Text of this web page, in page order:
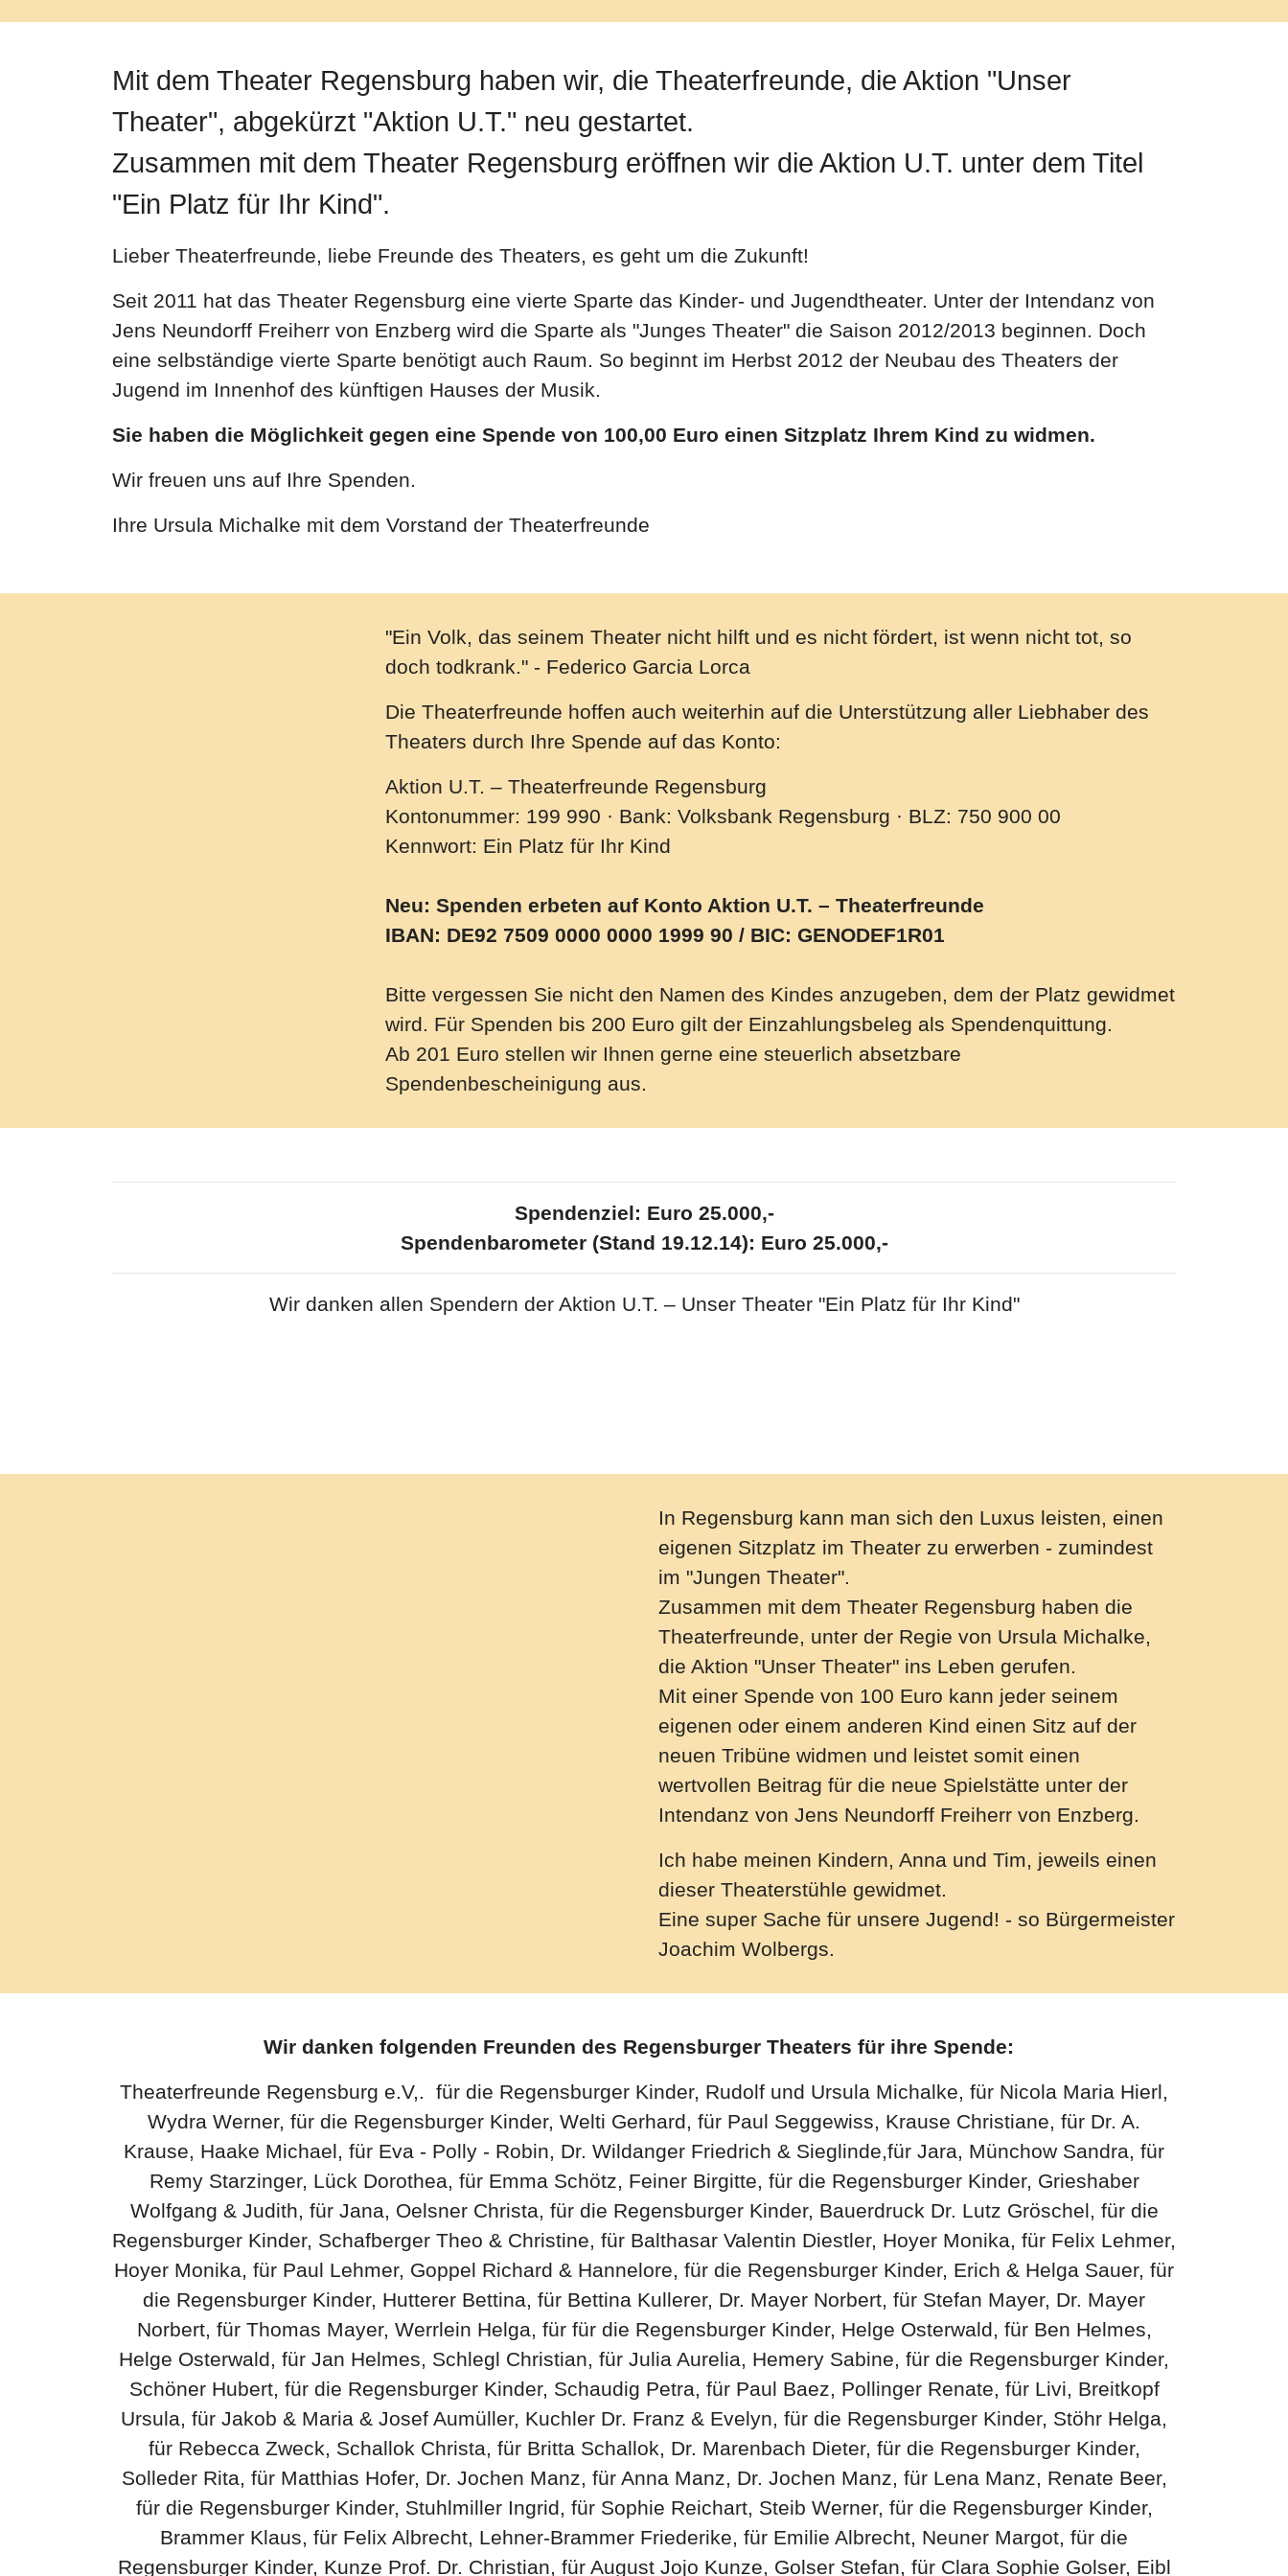
Mit dem Theater Regensburg haben wir, die Theaterfreunde, die Aktion "Unser
Theater", abgekürzt "Aktion U.T." neu gestartet.
Zusammen mit dem Theater Regensburg eröffnen wir die Aktion U.T. unter dem Titel
"Ein Platz für Ihr Kind".
Lieber Theaterfreunde, liebe Freunde des Theaters, es geht um die Zukunft!
Seit 2011 hat das Theater Regensburg eine vierte Sparte das Kinder- und Jugendtheater. Unter der Intendanz von
Jens Neundorff Freiherr von Enzberg wird die Sparte als "Junges Theater" die Saison 2012/2013 beginnen. Doch
eine selbständige vierte Sparte benötigt auch Raum. So beginnt im Herbst 2012 der Neubau des Theaters der
Jugend im Innenhof des künftigen Hauses der Musik.
Sie haben die Möglichkeit gegen eine Spende von 100,00 Euro einen Sitzplatz Ihrem Kind zu widmen.
Wir freuen uns auf Ihre Spenden.
Ihre Ursula Michalke mit dem Vorstand der Theaterfreunde
"Ein Volk, das seinem Theater nicht hilft und es nicht fördert, ist wenn nicht tot, so
doch todkrank." - Federico Garcia Lorca
Die Theaterfreunde hoffen auch weiterhin auf die Unterstützung aller Liebhaber des
Theaters durch Ihre Spende auf das Konto:
Aktion U.T. – Theaterfreunde Regensburg
Kontonummer: 199 990 · Bank: Volksbank Regensburg · BLZ: 750 900 00
Kennwort: Ein Platz für Ihr Kind
Neu: Spenden erbeten auf Konto Aktion U.T. – Theaterfreunde
IBAN: DE92 7509 0000 0000 1999 90 / BIC: GENODEF1R01
Bitte vergessen Sie nicht den Namen des Kindes anzugeben, dem der Platz gewidmet
wird. Für Spenden bis 200 Euro gilt der Einzahlungsbeleg als Spendenquittung.
Ab 201 Euro stellen wir Ihnen gerne eine steuerlich absetzbare
Spendenbescheinigung aus.
Spendenziel: Euro 25.000,-
Spendenbarometer (Stand 19.12.14): Euro 25.000,-
Wir danken allen Spendern der Aktion U.T. – Unser Theater "Ein Platz für Ihr Kind"
In Regensburg kann man sich den Luxus leisten, einen
eigenen Sitzplatz im Theater zu erwerben - zumindest
im "Jungen Theater".
Zusammen mit dem Theater Regensburg haben die
Theaterfreunde, unter der Regie von Ursula Michalke,
die Aktion "Unser Theater" ins Leben gerufen.
Mit einer Spende von 100 Euro kann jeder seinem
eigenen oder einem anderen Kind einen Sitz auf der
neuen Tribüne widmen und leistet somit einen
wertvollen Beitrag für die neue Spielstätte unter der
Intendanz von Jens Neundorff Freiherr von Enzberg.
Ich habe meinen Kindern, Anna und Tim, jeweils einen
dieser Theaterstühle gewidmet.
Eine super Sache für unsere Jugend! - so Bürgermeister
Joachim Wolbergs.
Wir danken folgenden Freunden des Regensburger Theaters für ihre Spende:
Theaterfreunde Regensburg e.V,. für die Regensburger Kinder, Rudolf und Ursula Michalke, für Nicola Maria Hierl,
Wydra Werner, für die Regensburger Kinder, Welti Gerhard, für Paul Seggewiss, Krause Christiane, für Dr. A.
Krause, Haake Michael, für Eva - Polly - Robin, Dr. Wildanger Friedrich & Sieglinde,für Jara, Münchow Sandra, für
Remy Starzinger, Lück Dorothea, für Emma Schötz, Feiner Birgitte, für die Regensburger Kinder, Grieshaber
Wolfgang & Judith, für Jana, Oelsner Christa, für die Regensburger Kinder, Bauerdruck Dr. Lutz Gröschel, für die
Regensburger Kinder, Schafberger Theo & Christine, für Balthasar Valentin Diestler, Hoyer Monika, für Felix Lehmer,
Hoyer Monika, für Paul Lehmer, Goppel Richard & Hannelore, für die Regensburger Kinder, Erich & Helga Sauer, für
die Regensburger Kinder, Hutterer Bettina, für Bettina Kullerer, Dr. Mayer Norbert, für Stefan Mayer, Dr. Mayer
Norbert, für Thomas Mayer, Werrlein Helga, für für die Regensburger Kinder, Helge Osterwald, für Ben Helmes,
Helge Osterwald, für Jan Helmes, Schlegl Christian, für Julia Aurelia, Hemery Sabine, für die Regensburger Kinder,
Schöner Hubert, für die Regensburger Kinder, Schaudig Petra, für Paul Baez, Pollinger Renate, für Livi, Breitkopf
Ursula, für Jakob & Maria & Josef Aumüller, Kuchler Dr. Franz & Evelyn, für die Regensburger Kinder, Stöhr Helga,
für Rebecca Zweck, Schallok Christa, für Britta Schallok, Dr. Marenbach Dieter, für die Regensburger Kinder,
Solleder Rita, für Matthias Hofer, Dr. Jochen Manz, für Anna Manz, Dr. Jochen Manz, für Lena Manz, Renate Beer,
für die Regensburger Kinder, Stuhlmiller Ingrid, für Sophie Reichart, Steib Werner, für die Regensburger Kinder,
Brammer Klaus, für Felix Albrecht, Lehner-Brammer Friederike, für Emilie Albrecht, Neuner Margot, für die
Regensburger Kinder, Kunze Prof. Dr. Christian, für August Jojo Kunze, Golser Stefan, für Clara Sophie Golser, Eibl